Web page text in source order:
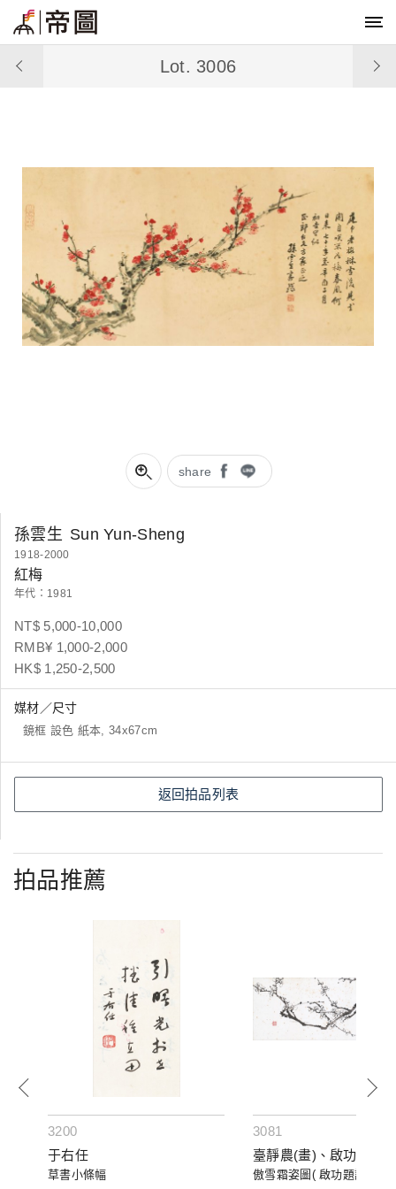
share
Lot. 3006
孫雲生 Sun Yun-Sheng
1918-2000
紅梅
年代：1981
NT$ 5,000-10,000
RMB¥ 1,000-2,000
HK$ 1,250-2,500
媒材／尺寸
鏡框 設色 紙本, 34x67cm
返回拍品列表
拍品推薦
3200
于右任
草書小條幅
3081
臺靜農(畫)、啟功(題)
傲雪霜姿圖( 啟功題識)